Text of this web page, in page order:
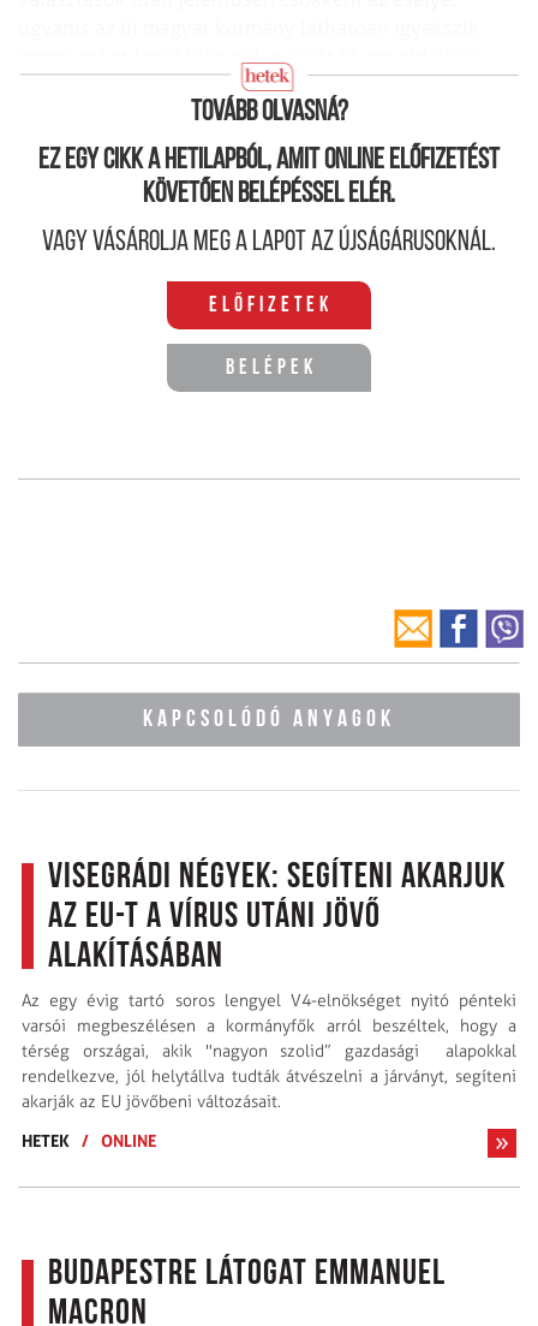
oroszbarátnak ítélt politika ellensúlyozására.
Tovább olvasná?
Ez egy cikk a hetilapból, amit online előfizetést
követően belépéssel elér.
Vagy vásárolja meg a lapot az újságárusoknál.
Előfizetek
Belépek
KAPCSOLÓDÓ ANYAGOK
Visegrádi négyek: Segíteni akarjuk
az EU-t a vírus utáni jövő
alakításában
Az egy évig tartó soros lengyel V4-elnökséget nyitó pénteki
varsói megbeszélésen a kormányfők arról beszéltek, hogy a
térség országai, akik "nagyon szolid” gazdasági alapokkal
rendelkezve, jól helytállva tudták átvészelni a járványt, segíteni
akarják az EU jövőbeni változásait.
HETEK
/ ONLINE
Budapestre látogat Emmanuel
Macron